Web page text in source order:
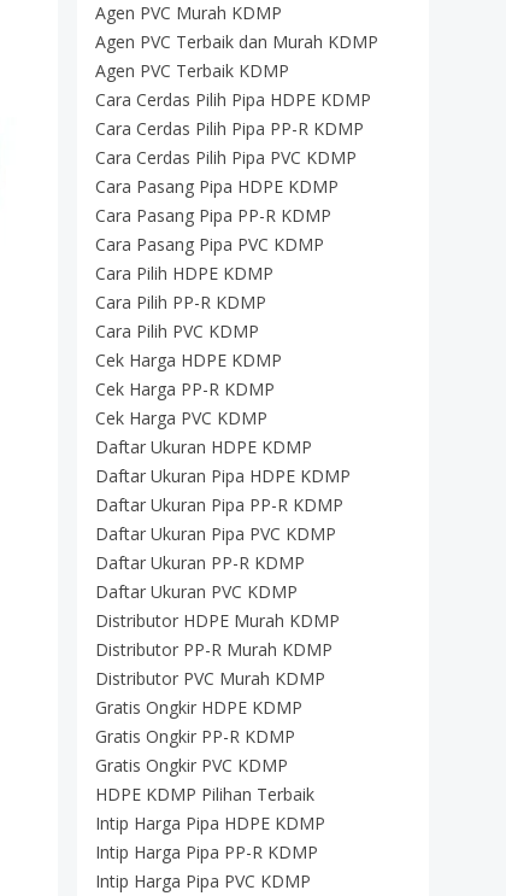
Agen PVC Murah KDMP
Agen PVC Terbaik dan Murah KDMP
Agen PVC Terbaik KDMP
Cara Cerdas Pilih Pipa HDPE KDMP
Cara Cerdas Pilih Pipa PP-R KDMP
Cara Cerdas Pilih Pipa PVC KDMP
Cara Pasang Pipa HDPE KDMP
Cara Pasang Pipa PP-R KDMP
Cara Pasang Pipa PVC KDMP
Cara Pilih HDPE KDMP
Cara Pilih PP-R KDMP
Cara Pilih PVC KDMP
Cek Harga HDPE KDMP
Cek Harga PP-R KDMP
Cek Harga PVC KDMP
Daftar Ukuran HDPE KDMP
Daftar Ukuran Pipa HDPE KDMP
Daftar Ukuran Pipa PP-R KDMP
Daftar Ukuran Pipa PVC KDMP
Daftar Ukuran PP-R KDMP
Daftar Ukuran PVC KDMP
Distributor HDPE Murah KDMP
Distributor PP-R Murah KDMP
Distributor PVC Murah KDMP
Gratis Ongkir HDPE KDMP
Gratis Ongkir PP-R KDMP
Gratis Ongkir PVC KDMP
HDPE KDMP Pilihan Terbaik
Intip Harga Pipa HDPE KDMP
Intip Harga Pipa PP-R KDMP
Intip Harga Pipa PVC KDMP